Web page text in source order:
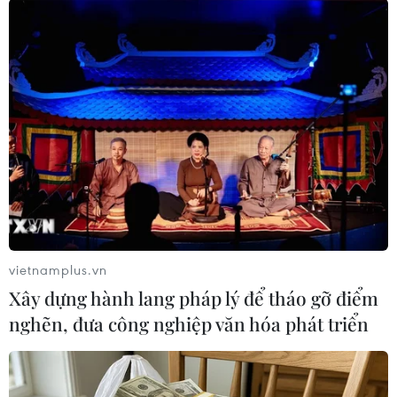
dành cho xe máy rồi đâm nhiều
người đi đường, sau đó chỉ dừng
lại khi cuốn một xe máy vào gầm,
lao lên vỉa hè.
(TTXVN/Vietnam+)
vietnamplus.vn
Xây dựng hành lang pháp lý để tháo gỡ điểm
nghẽn, đưa công nghiệp văn hóa phát triển